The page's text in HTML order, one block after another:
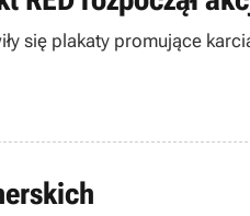
się plakaty promujące